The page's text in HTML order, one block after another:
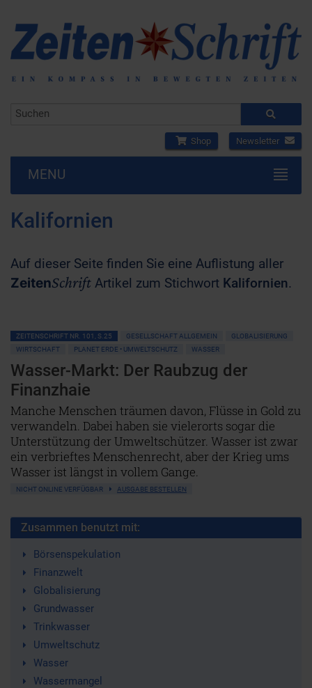
Shop Newsletter
MENU
Kalifornien
Auf dieser Seite finden Sie eine Auflistung aller
ZeitenSchrift Artikel zum Stichwort Kalifornien.
ZEITENSCHRIFT NR. 101, S.25 GESELLSCHAFT ALLGEMEIN
GLOBALISIERUNG
WIRTSCHAFT
PLANET ERDE • UMWELTSCHUTZ WASSER
Wasser-Markt: Der Raubzug der
Finanzhaie
Manche Menschen träumen davon, Flüsse in Gold zu
verwandeln. Dabei haben sie vielerorts sogar die
Unterstützung der Umweltschützer. Wasser ist zwar
ein verbrieftes Menschenrecht, aber der Krieg ums
Wasser ist längst in vollem Gange.
NICHT ONLINE VERFÜGBAR AUSGABE BESTELLEN
Zusammen benutzt mit:
Börsenspekulation
Finanzwelt
Globalisierung
Grundwasser
Trinkwasser
Umweltschutz
Wasser
Wassermangel